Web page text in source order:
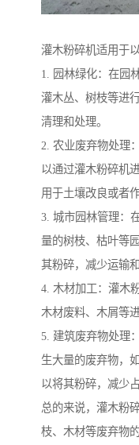
灌木粉碎机适用于以
1. 园林绿化：在园
灌木丛、树枝等进
清理和处理。
2. 农业废弃物处理
以通过灌木粉碎机
用于土壤改良或者
3. 城市园林管理：
量的树枝、枯叶等
其粉碎，减少运输
4. 木材加工：灌木
木材废料、木屑等
5. 建筑废弃物处理
生大量的废弃物，
以将其粉碎，减少
总的来说，灌木粉
枝、木材等废弃物